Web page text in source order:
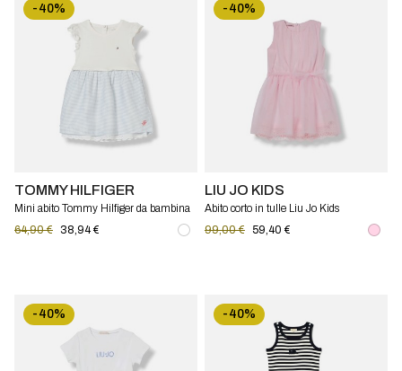
-40%
TOMMY HILFIGER
Mini abito Tommy Hilfiger da bambina
a righe in cotone con inserti in pizzo
64,90 € 38,94 €
-40%
LIU JO KIDS
Abito corto in tulle Liu Jo Kids
99,00 €
59,40 €
-40% -40%